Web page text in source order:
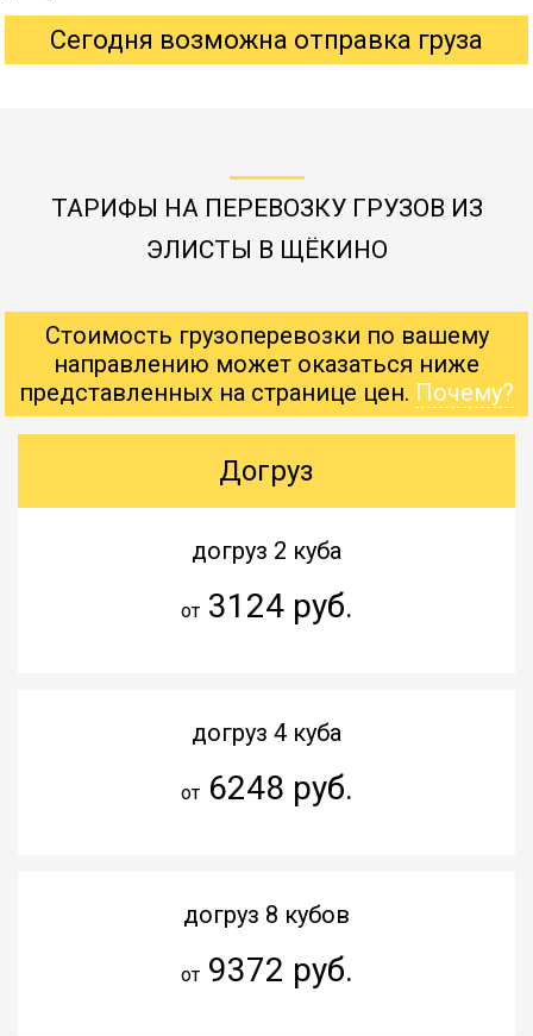
Сегодня возможна отправка груза
ТАРИФЫ НА ПЕРЕВОЗКУ ГРУЗОВ ИЗ
ЭЛИСТЫ В ЩЁКИНО
Стоимость грузоперевозки по вашему
направлению может оказаться ниже
представленных на странице цен. Почему?
Догруз
догруз 2 куба
от3124 руб.
догруз 4 куба
от6248 руб.
догруз 8 кубов
от9372 руб.